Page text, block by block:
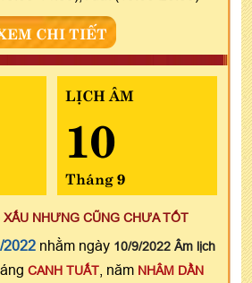
CHI TIẾT
LỊCH ÂM
10
Tháng 9
XẤU NHƯNG CŨNG CHƯA TỐT
2022 nhằm ngày 10/9/2022 Âm lịch
CANH TUẤT , năm NHÂM DẦN